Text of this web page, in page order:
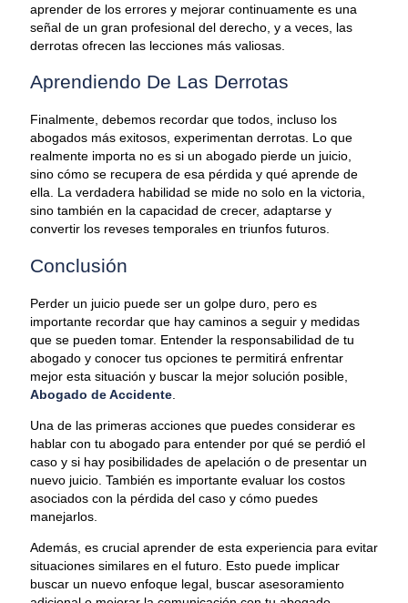
aprender de los errores y mejorar continuamente es una
señal de un gran profesional del derecho, y a veces, las
derrotas ofrecen las lecciones más valiosas.
Aprendiendo De Las Derrotas
Finalmente, debemos recordar que todos, incluso los
abogados más exitosos, experimentan derrotas. Lo que
realmente importa no es si un abogado pierde un juicio,
sino cómo se recupera de esa pérdida y qué aprende de
ella. La verdadera habilidad se mide no solo en la victoria,
sino también en la capacidad de crecer, adaptarse y
convertir los reveses temporales en triunfos futuros.
Conclusión
Perder un juicio puede ser un golpe duro, pero es
importante recordar que hay caminos a seguir y medidas
que se pueden tomar. Entender la responsabilidad de tu
abogado y conocer tus opciones te permitirá enfrentar
mejor esta situación y buscar la mejor solución posible,
Abogado de Accidente
Una de las primeras acciones que puedes considerar es
hablar con tu abogado para entender por qué se perdió el
caso y si hay posibilidades de apelación o de presentar un
nuevo juicio. También es importante evaluar los costos
asociados con la pérdida del caso y cómo puedes
manejarlos.
Además, es crucial aprender de esta experiencia para evitar
situaciones similares en el futuro. Esto puede implicar
buscar un nuevo enfoque legal, buscar asesoramiento